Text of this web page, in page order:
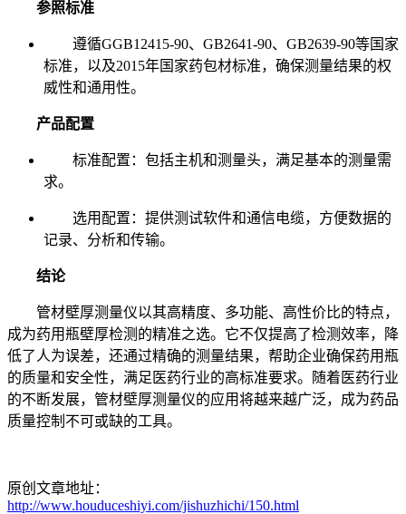
参照标准
遵循GGB12415-90、GB2641-90、GB2639-90等国家
标准，以及2015年国家药包材标准，确保测量结果的权
威性和通用性。
产品配置
标准配置：包括主机和测量头，满足基本的测量需
求。
选用配置：提供测试软件和通信电缆，方便数据的
记录、分析和传输。
结论
管材壁厚测量仪以其高精度、多功能、高性价比的特点，
成为药用瓶壁厚检测的精准之选。它不仅提高了检测效率，降
低了人为误差，还通过精确的测量结果，帮助企业确保药用瓶
的质量和安全性，满足医药行业的高标准要求。随着医药行业
的不断发展，管材壁厚测量仪的应用将越来越广泛，成为药品
质量控制不可或缺的工具。
原创文章地址：
http://www.houduceshiyi.com/jishuzhichi/150.html